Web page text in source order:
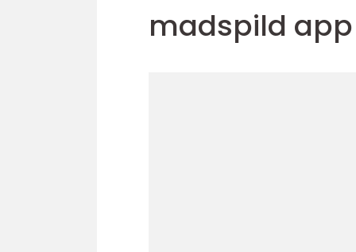
madspild app